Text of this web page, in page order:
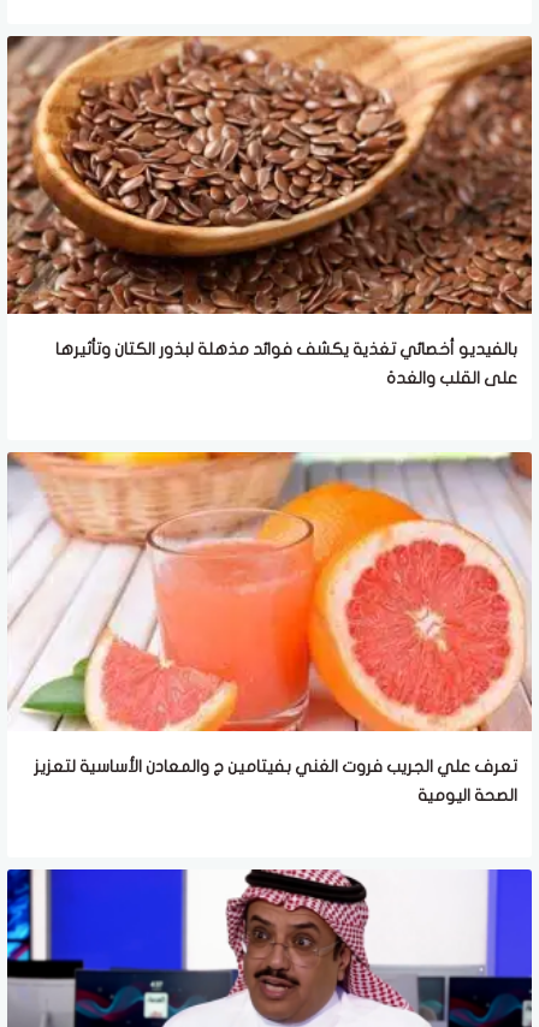
بالفيديو أخصائي تغذية يكشف فوائد مذهلة لبذور الكتان وتأثيرها
على القلب والغدة
تعرف علي الجريب فروت الغني بفيتامين ج والمعادن الأساسية لتعزيز
الصحة اليومية